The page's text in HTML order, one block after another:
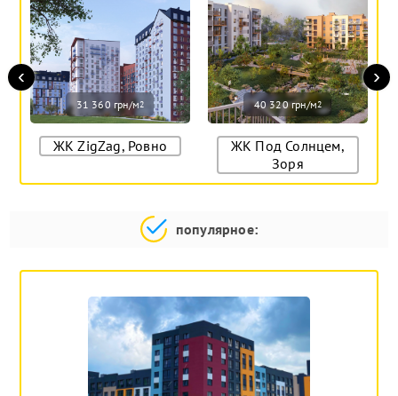
31 360 грн/м2
ЖК ZigZag, Ровно
40 320 грн/м2
ЖК Под Солнцем,
Зоря
‹ ›
популярное: